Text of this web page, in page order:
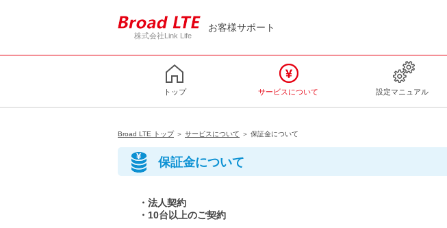
株式会社Link Life
お客様サポート
トップ サービスについて 設定マニュアル
Broad LTE トップ＞ サービスについて ＞ 保証金について
保証金について
・法人契約
・10台以上のご契約